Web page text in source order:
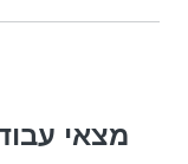
מצאי